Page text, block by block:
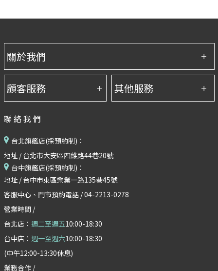
聯絡我們
台北旗艦店(採預約制)：
地址 / 台北市大安區四維路44巷20號
台中旗艦店(採預約制)：
地址 / 台中市東區樂業一路135巷45號
客服中心、門市預約電話 / 04-2213-0278
營業時間 /
台北店： 週二至週五10:00-18:30
台中店： 週一至週六10:00-18:30
(中午12:00-13:30休息)
業務合作 /